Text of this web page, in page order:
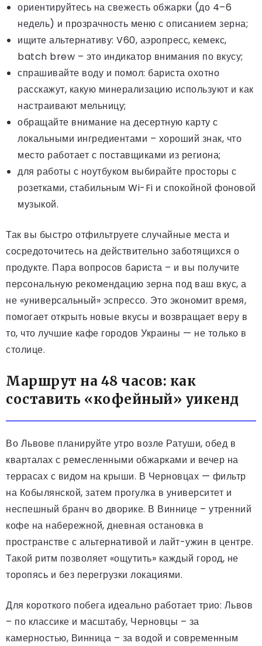
ориентируйтесь на свежесть обжарки (до 4–6
недель) и прозрачность меню с описанием зерна;
ищите альтернативу: V60, аэропресс, кемекс,
batch brew – это индикатор внимания по вкусу;
спрашивайте воду и помол: бариста охотно
расскажут, какую минерализацию используют и как
настраивают мельницу;
обращайте внимание на десертную карту с
локальными ингредиентами – хороший знак, что
место работает с поставщиками из региона;
для работы с ноутбуком выбирайте просторы с
розетками, стабильным Wi-Fi и спокойной фоновой
музыкой.
Так вы быстро отфильтруете случайные места и
сосредоточитесь на действительно заботящихся о
продукте. Пара вопросов бариста – и вы получите
персональную рекомендацию зерна под ваш вкус, а
не «универсальный» эспрессо. Это экономит время,
помогает открыть новые вкусы и возвращает веру в
то, что лучшие кафе городов Украины — не только в
столице.
Маршрут на 48 часов: как
составить «кофейный» уикенд
Во Львове планируйте утро возле Ратуши, обед в
кварталах с ремесленными обжарками и вечер на
террасах с видом на крыши. В Черновцах — фильтр
на Кобылянской, затем прогулка в университет и
неспешный бранч во дворике. В Виннице – утренний
кофе на набережной, дневная остановка в
пространстве с альтернативой и лайт-ужин в центре.
Такой ритм позволяет «ощутить» каждый город, не
торопясь и без перегрузки локациями.
Для короткого побега идеально работает трио: Львов
– по классике и масштабу, Черновцы – за
камерностью, Винница – за водой и современным